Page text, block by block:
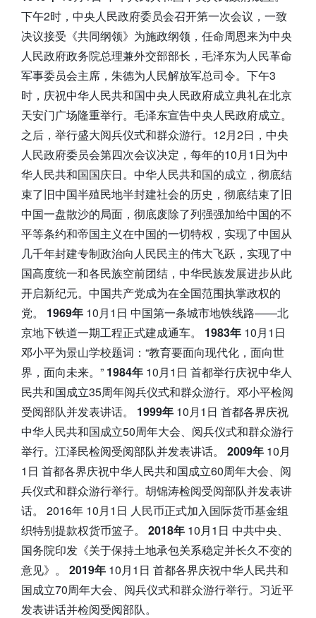
下午2时，中央人民政府委员会召开第一次会议，一致
决议接受《共同纲领》为施政纲领，任命周恩来为中央
人民政府政务院总理兼外交部部长，毛泽东为人民革命
军事委员会主席，朱德为人民解放军总司令。下午3
时，庆祝中华人民共和国中央人民政府成立典礼在北京
天安门广场隆重举行。毛泽东宣告中央人民政府成立。
之后，举行盛大阅兵仪式和群众游行。12月2日，中央
人民政府委员会第四次会议决定，每年的10月1日为中
华人民共和国国庆日。中华人民共和国的成立，彻底结
束了旧中国半殖民地半封建社会的历史，彻底结束了旧
中国一盘散沙的局面，彻底废除了列强强加给中国的不
平等条约和帝国主义在中国的一切特权，实现了中国从
几千年封建专制政治向人民民主的伟大飞跃，实现了中
国高度统一和各民族空前团结，中华民族发展进步从此
开启新纪元。中国共产党成为在全国范围执掌政权的
党。 1969年 10月1日 中国第一条城市地铁线路——北
京地下铁道一期工程正式建成通车。 1983年 10月1日
邓小平为景山学校题词：“教育要面向现代化，面向世
界，面向未来。” 1984年 10月1日 首都举行庆祝中华人
民共和国成立35周年阅兵仪式和群众游行。邓小平检阅
受阅部队并发表讲话。 1999年 10月1日 首都各界庆祝
中华人民共和国成立50周年大会、阅兵仪式和群众游行
举行。江泽民检阅受阅部队并发表讲话。 2009年 10月
1日 首都各界庆祝中华人民共和国成立60周年大会、阅
兵仪式和群众游行举行。胡锦涛检阅受阅部队并发表讲
话。 2016年 10月1日 人民币正式加入国际货币基金组
织特别提款权货币篮子。 2018年 10月1日 中共中央、
国务院印发《关于保持土地承包关系稳定并长久不变的
意见》。 2019年 10月1日 首都各界庆祝中华人民共和
国成立70周年大会、阅兵仪式和群众游行举行。习近平
发表讲话并检阅受阅部队。